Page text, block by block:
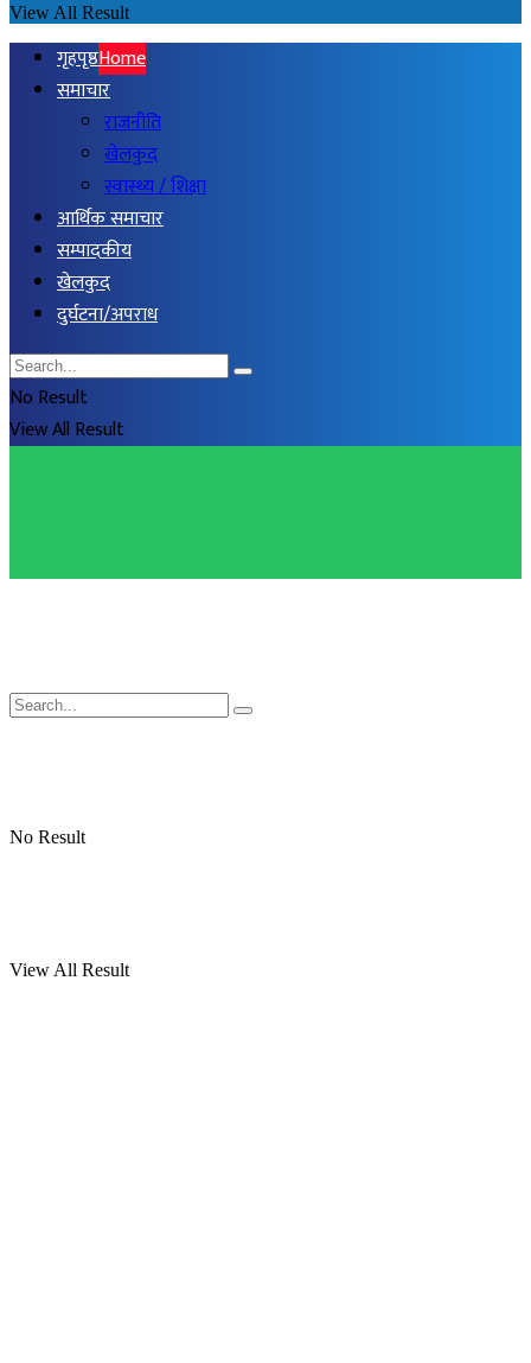
View All Result
गृहपृष्ठHome
समाचार
राजनीति
खेलकुद
स्वास्थ्य / शिक्षा
आर्थिक समाचार
सम्पादकीय
खेलकुद
दुर्घटना/अपराध
No Result
View All Result
No Result
View All Result